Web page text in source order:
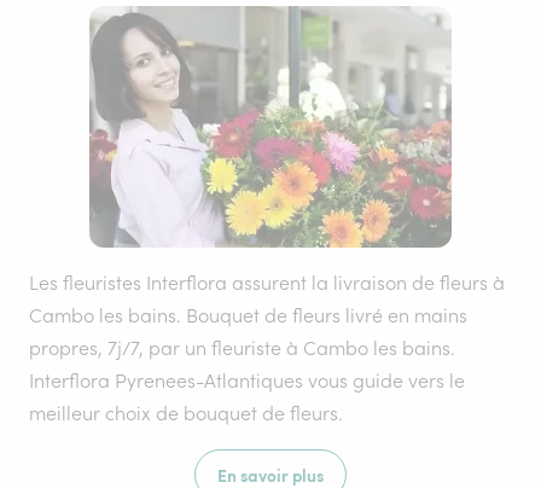
Les fleuristes Interflora assurent la livraison de fleurs à
Cambo les bains. Bouquet de fleurs livré en mains
propres, 7j/7, par un fleuriste à Cambo les bains.
Interflora Pyrenees-Atlantiques vous guide vers le
meilleur choix de bouquet de fleurs.
En savoir plus